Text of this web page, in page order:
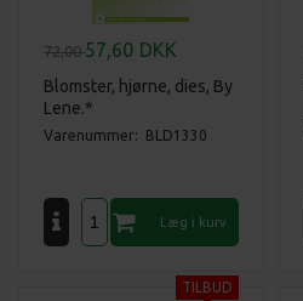
72,0057,60 DKK
Blomster, hjørne, dies, By
Lene.*
Varenummer: BLD1330